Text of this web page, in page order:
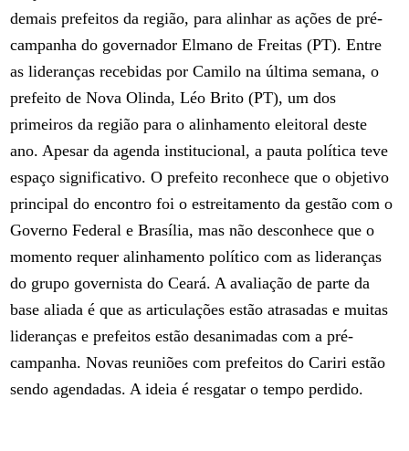
demais prefeitos da região, para alinhar as ações de pré-
campanha do governador Elmano de Freitas (PT). Entre
as lideranças recebidas por Camilo na última semana, o
prefeito de Nova Olinda, Léo Brito (PT), um dos
primeiros da região para o alinhamento eleitoral deste
ano. Apesar da agenda institucional, a pauta política teve
espaço significativo. O prefeito reconhece que o objetivo
principal do encontro foi o estreitamento da gestão com o
Governo Federal e Brasília, mas não desconhece que o
momento requer alinhamento político com as lideranças
do grupo governista do Ceará. A avaliação de parte da
base aliada é que as articulações estão atrasadas e muitas
lideranças e prefeitos estão desanimadas com a pré-
campanha. Novas reuniões com prefeitos do Cariri estão
sendo agendadas. A ideia é resgatar o tempo perdido.